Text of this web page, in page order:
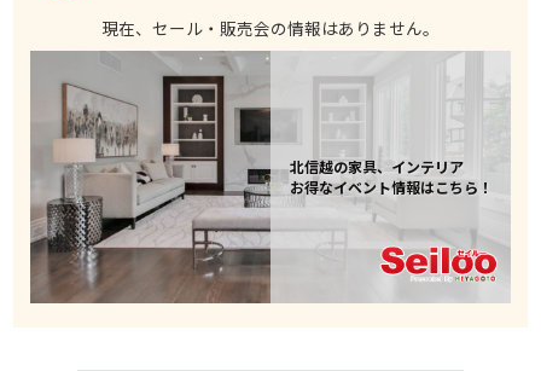
現在、セール・販売会の情報はありません。
北信越の家具、インテリア
お得なイベント情報はこちら！